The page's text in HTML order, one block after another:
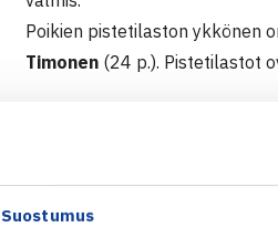
Suostumus
Poikien pistetilaston ykkönen
Timonen (24 p.). Pistetilastot
Mastersiin kutsutaan kuusi
osallistua vähintään kahteen